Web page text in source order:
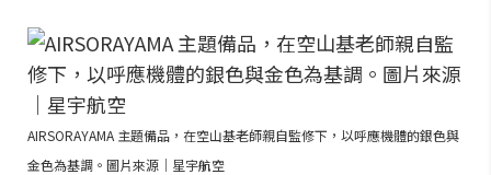
AIRSORAYAMA 主題備品，在空山基老師親自監修下，以呼應機體的銀色與
金色為基調。圖片來源｜星宇航空